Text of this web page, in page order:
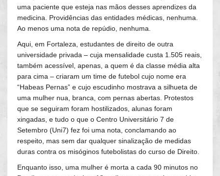
uma paciente que esteja nas mãos desses aprendizes da
medicina. Providências das entidades médicas, nenhuma.
Ao menos uma nota de repúdio, nenhuma.
Aqui, em Fortaleza, estudantes de direito de outra
universidade privada – cuja mensalidade custa 1.505 reais,
também acessível, apenas, a quem é da classe média alta
para cima – criaram um time de futebol cujo nome era
“Habeas Pernas” e cujo escudinho mostrava a silhueta de
uma mulher nua, branca, com pernas abertas. Protestos
que se seguiram foram hostilizados, alunas foram
xingadas, e tudo o que o Centro Universitário 7 de
Setembro (Uni7) fez foi uma nota, conclamando ao
respeito, mas sem dar qualquer sinalização de medidas
duras contra os misóginos futebolistas do curso de Direito.
Enquanto isso, uma mulher é morta a cada 90 minutos no